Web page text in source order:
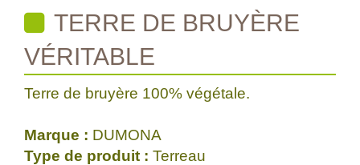
TERRE DE BRUYÈRE
VÉRITABLE
Terre de bruyère 100% végétale.
Marque : DUMONA
Type de produit : Terreau